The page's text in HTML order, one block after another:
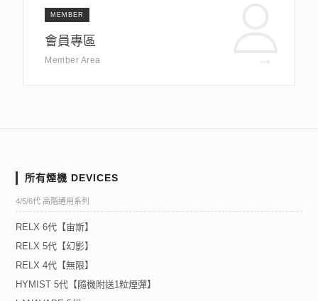
MEMBER
會員專區
Member Area →
所有煙機 DEVICES
4/5/6代 高階通用系列
RELX 6代【宙斯】
RELX 5代【幻影】
RELX 4代【無限】
HYMIST 5代【隨機附送1粒煙彈】